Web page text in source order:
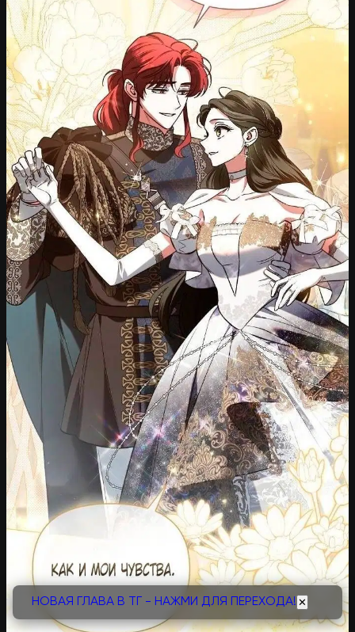
НОВАЯ ГЛАВА В ТГ - НАЖМИ ДЛЯ ПЕРЕХОДА! ✕